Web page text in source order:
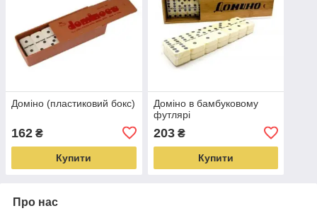
Доміно (пластиковий бокс)
162 ₴
Купити
Доміно в бамбуковому
футлярі
203₴
Купити
Про нас